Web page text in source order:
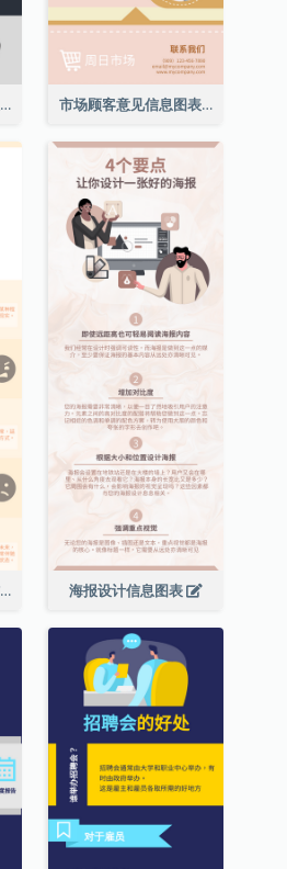
客户服务的重要性信息图表 市场顾客意见信息图表
悲伤的五个阶段模型信息图表 海报设计信息图表